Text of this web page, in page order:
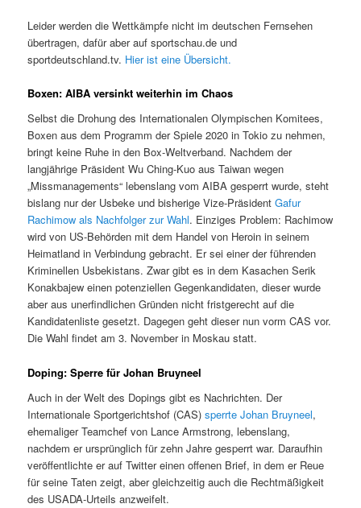
Leider werden die Wettkämpfe nicht im deutschen Fernsehen
übertragen, dafür aber auf sportschau.de und
sportdeutschland.tv. Hier ist eine Übersicht.
Boxen: AIBA versinkt weiterhin im Chaos
Selbst die Drohung des Internationalen Olympischen Komitees,
Boxen aus dem Programm der Spiele 2020 in Tokio zu nehmen,
bringt keine Ruhe in den Box-Weltverband. Nachdem der
langjährige Präsident Wu Ching-Kuo aus Taiwan wegen
„Missmanagements“ lebenslang vom AIBA gesperrt wurde, steht
bislang nur der Usbeke und bisherige Vize-PräsidentGafur
Rachimow als Nachfolger zur Wahl. Einziges Problem: Rachimow
wird von US-Behörden mit dem Handel von Heroin in seinem
Heimatland in Verbindung gebracht. Er sei einer der führenden
Kriminellen Usbekistans. Zwar gibt es in dem Kasachen Serik
Konakbajew einen potenziellen Gegenkandidaten, dieser wurde
aber aus unerfindlichen Gründen nicht fristgerecht auf die
Kandidatenliste gesetzt. Dagegen geht dieser nun vorm CAS vor.
Die Wahl findet am 3. November in Moskau statt.
Doping: Sperre für Johan Bruyneel
Auch in der Welt des Dopings gibt es Nachrichten. Der
Internationale Sportgerichtshof (CAS)sperrte Johan Bruyneel,
ehemaliger Teamchef von Lance Armstrong, lebenslang,
nachdem er ursprünglich für zehn Jahre gesperrt war. Daraufhin
veröffentlichte er auf Twitter einen offenen Brief, in dem er Reue
für seine Taten zeigt, aber gleichzeitig auch die Rechtmäßigkeit
des USADA-Urteils anzweifelt.